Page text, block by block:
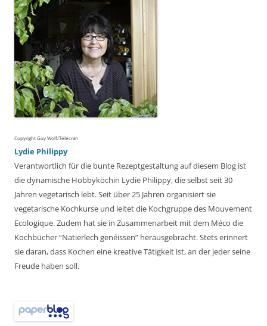
Copyright Guy Wolf/Télécran
Lydie Philippy
Verantwortlich für die bunte Rezeptgestaltung auf diesem Blog ist
die dynamische Hobbyköchin Lydie Philippy, die selbst seit 30
Jahren vegetarisch lebt. Seit über 25 Jahren organisiert sie
vegetarische Kochkurse und leitet die Kochgruppe des Mouvement
Ecologique. Zudem hat sie in Zusammenarbeit mit dem Méco die
Kochbücher “Natierlech genéissen” herausgebracht. Stets erinnert
sie daran, dass Kochen eine kreative Tätigkeit ist, an der jeder seine
Freude haben soll.